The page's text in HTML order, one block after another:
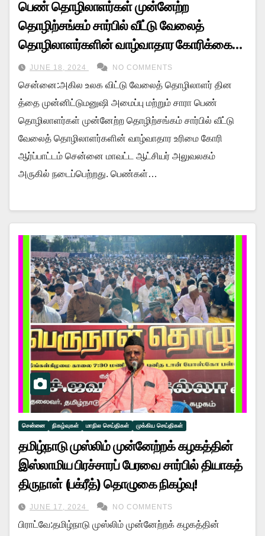
பெண் தொழிலாளர்கள் முன்னேற்ற
தொழிற்சங்கம் சார்பில் வீட்டு வேலைத்
தொழிலாளர்களின் வாழ்வாதார கோரிக்கை
உரிமை ஆர்ப்பாட்டம்!
JUNE 18, 2024 NO COMMENTS
சென்னை:அகில உலக விட்டு வேலைத் தொழிலாளர் தின
த்தை முன்னிட்டுமனுஷி அமைப்பு மற்றும் சாரா பெண்
தொழிலாளர்கள் முன்னேற்ற தொழிற்சங்கம் சார்பில் வீட்டு
வேலைத் தொழிலாளர்களின் வாழ்வாதார உரிமை கோரி
ஆர்ப்பாட்டம் சென்னை மாவட்ட ஆட்சியர் அலுவலகம்
அருகில் நடைப்பெற்றது. பெண்கள்…
சென்னை நிகழ்வுகள் மாநில செய்திகள் முக்கிய செய்திகள்
தமிழ்நாடு முஸ்லிம் முன்னேற்றக் கழகத்தின்
இஸ்லாமிய பிரச்சாரப் பேரவை சார்பில் தியாகத்
திருநாள் (பக்ரீத்) தொழுகை நிகழ்வு!
JUNE 17, 2024 NO COMMENTS
பிராட்வே:தமிழ்நாடு முஸ்லிம் முன்னேற்றக் கழகத்தின்